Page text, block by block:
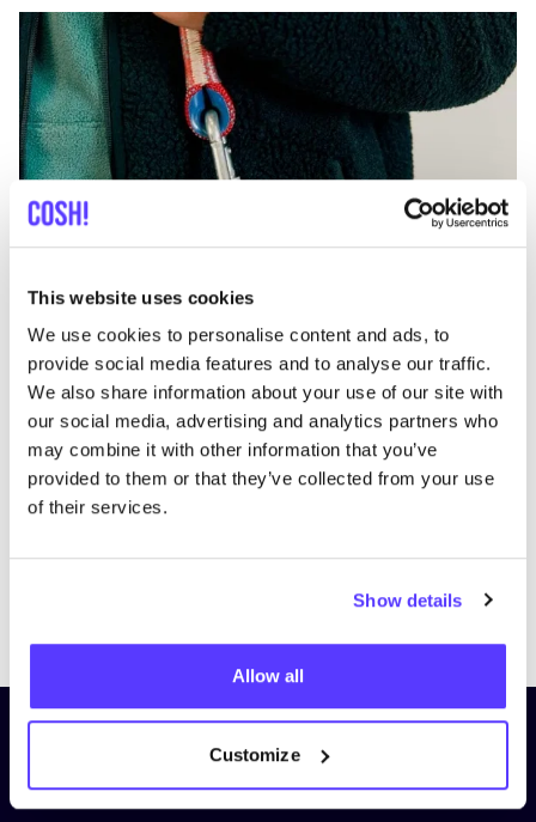
This website uses cookies
We use cookies to personalise content and ads, to
provide social media features and to analyse our traffic.
We also share information about your use of our site with
our social media, advertising and analytics partners who
may combine it with other information that you’ve
provided to them or that they’ve collected from your use
of their services.
Show details
Allow all
Customize
PreviousNext
¡Suscríbete a nuestro boletín
y mantente informado!